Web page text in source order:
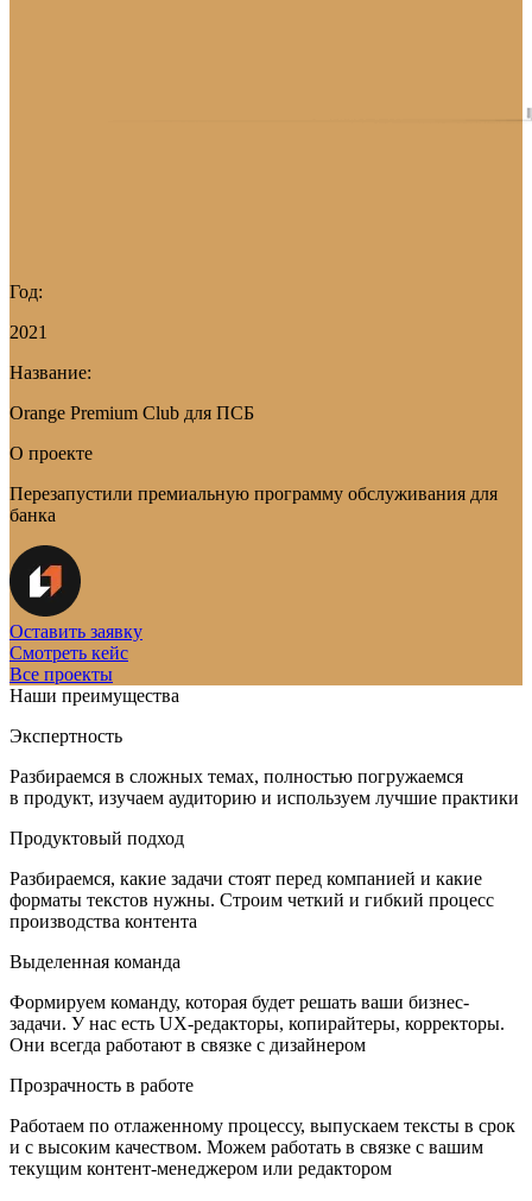
Год:
2021
Название:
Orange Premium Club для ПСБ
О проекте
Перезапустили премиальную программу обслуживания для
банка
Оставить заявку
Смотреть кейс
Все проекты
Наши преимущества
Экспертность
Разбираемся в сложных темах, полностью погружаемся
в продукт, изучаем аудиторию и используем лучшие практики
Продуктовый подход
Разбираемся, какие задачи стоят перед компанией и какие
форматы текстов нужны. Строим четкий и гибкий процесс
производства контента
Выделенная команда
Формируем команду, которая будет решать ваши бизнес-
задачи. У нас есть UX-редакторы, копирайтеры, корректоры.
Они всегда работают в связке с дизайнером
Прозрачность в работе
Работаем по отлаженному процессу, выпускаем тексты в срок
и с высоким качеством. Можем работать в связке с вашим
текущим контент-менеджером или редактором